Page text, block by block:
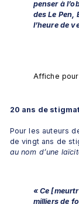
penser à
des Le Pen,
l’heure de
Affiche pour
20 ans de
Pour les auteurs
de vingt ans de
au nom d’une
« Ce
milliers de